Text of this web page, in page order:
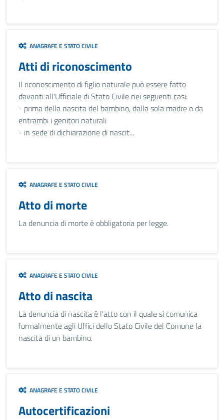
ANAGRAFE E STATO CIVILE
Atti di riconoscimento
Il riconoscimento di figlio naturale può essere fatto
davanti all'Ufficiale di Stato Civile nei seguenti casi:
- prima della nascita del bambino, dalla sola madre o da
entrambi i genitori naturali
- in sede di dichiarazione di nascit...
ANAGRAFE E STATO CIVILE
Atto di morte
La denuncia di morte è obbligatoria per legge.
ANAGRAFE E STATO CIVILE
Atto di nascita
La denuncia di nascita è l'atto con il quale si comunica
formalmente agli Uffici dello Stato Civile del Comune la
nascita di un bambino.
ANAGRAFE E STATO CIVILE
Autocertificazioni